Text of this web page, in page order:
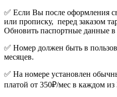
✅ Если Вы после оформления
или прописку, перед заказом
Обновить паспортные данные
✅ Номер должен быть в
месяцев.
✅ На номере установлен
платой от 350₽/мес в каждом из